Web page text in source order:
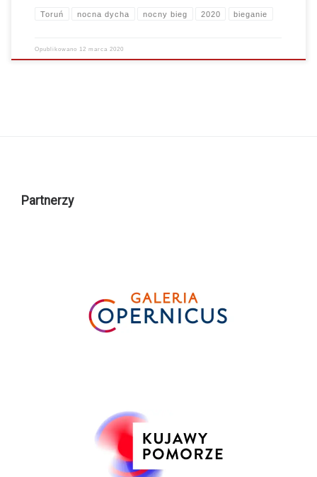
Toruń nocna dycha nocny bieg 2020 bieganie
Opublikowano 12 marca 2020
Partnerzy